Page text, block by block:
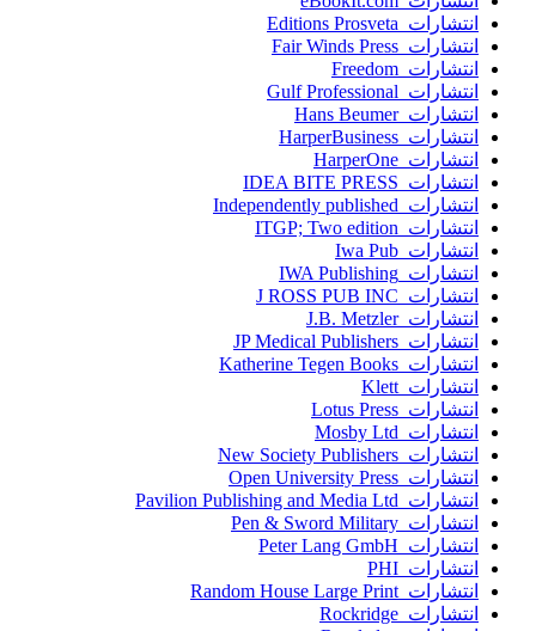
انتشارات Editions Prosveta
انتشارات Fair Winds Press
انتشارات Freedom
انتشارات Gulf Professional
انتشارات Hans Beumer
انتشارات HarperBusiness
انتشارات HarperOne
انتشارات IDEA BITE PRESS
انتشارات Independently published
انتشارات ITGP; Two edition
انتشارات Iwa Pub
انتشارات IWA Publishing
انتشارات J ROSS PUB INC
انتشارات J.B. Metzler
انتشارات JP Medical Publishers
انتشارات Katherine Tegen Books
انتشارات Klett
انتشارات Lotus Press
انتشارات Mosby Ltd
انتشارات New Society Publishers
انتشارات Open University Press
انتشارات Pavilion Publishing and Media Ltd
انتشارات Pen & Sword Military
انتشارات Peter Lang GmbH
انتشارات PHI
انتشارات Random House Large Print
انتشارات Rockridge